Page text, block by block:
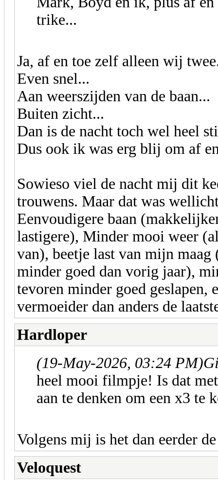
trike...
Ja, af en toe zelf alleen wij
Even snel...
Aan weerszijden van de baan...
Buiten zicht...
Dan is de nacht toch wel heel
Dus ook ik was erg blij om af
Sowieso viel de nacht mij dit
trouwens. Maar dat was
Eenvoudigere baan
lastigere), Minder mooi weer
van), beetje last van mijn
minder goed dan vorig jaar),
tevoren minder goed geslapen,
vermoeider dan anders de
Hardloper
(19-May-2026, 03:24 PM)
heel mooi filmpje! Is dat
aan te denken om een x3 te
Volgens mij is het dan eerder
Veloquest